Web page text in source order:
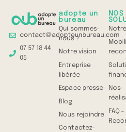
contact@adopteunbureau.com
07 57 18 44
05
adopte un
bureau
Qui sommes-
nous ?
Notre vision
Entreprise
libérée
Espace presse
Blog
Nous rejoindre
Contactez-
NOS
Nos
FAQ -